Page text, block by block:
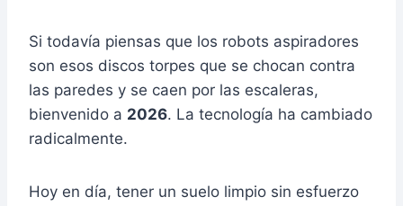
Si todavía piensas que los robots aspiradores
son esos discos torpes que se chocan contra
las paredes y se caen por las escaleras,
bienvenido a 2026. La tecnología ha cambiado
radicalmente.
Hoy en día, tener un suelo limpio sin esfuerzo